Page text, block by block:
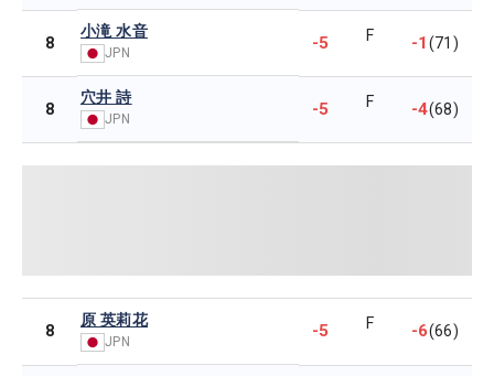
8
小滝 水音
JPN -5 F -1(71)
8
穴井 詩
JPN -5 F -4(68)
8
原 英莉花
JPN
-5 F -6(66)